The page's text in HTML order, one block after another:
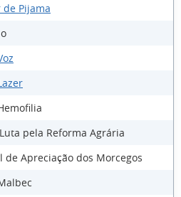
Pijama
pela Reforma Agrária
de Apreciação dos Morcegos